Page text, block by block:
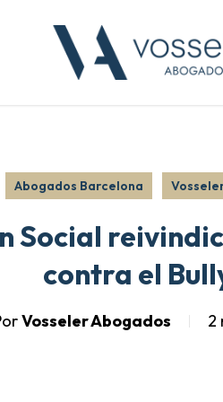
Abogados Barcelona
Social
contra el
Vosseler Abogados 2